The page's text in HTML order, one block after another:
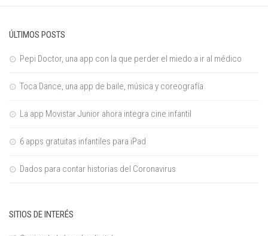
ÚLTIMOS POSTS
Pepi Doctor, una app con la que perder el miedo a ir al médico
Toca Dance, una app de baile, música y coreografía
La app Movistar Junior ahora integra cine infantil
6 apps gratuitas infantiles para iPad
Dados para contar historias del Coronavirus
SITIOS DE INTERÉS